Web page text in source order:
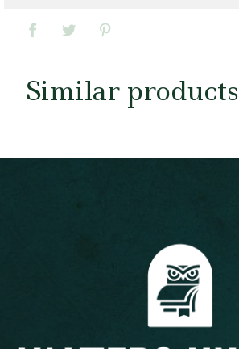
Similar products